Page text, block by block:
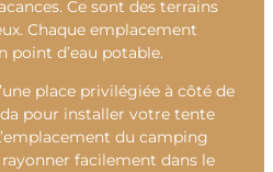
Ce sont des terrains
Chaque emplacement
point d’eau potable.
place privilégiée à côté de
pour installer votre tente
du camping
facilement dans le